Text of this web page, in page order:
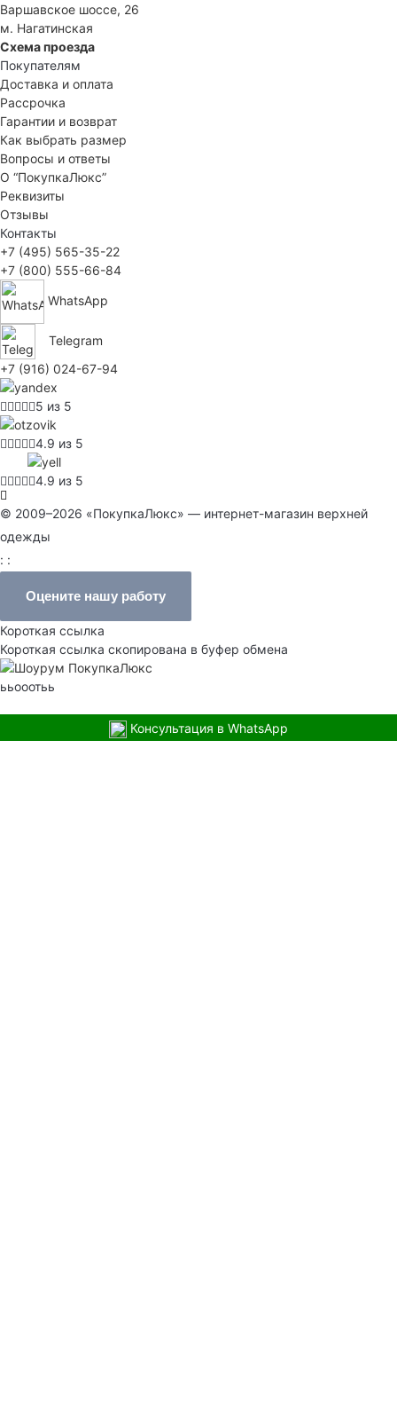
Варшавское шоссе, 26
м. Нагатинская
Схема проезда
Покупателям
Доставка и оплата
Рассрочка
Гарантии и возврат
Как выбрать размер
Вопросы и ответы
О “ПокупкаЛюкс”
Реквизиты
Отзывы
Контакты
+7 (495) 565-35-22
+7 (800) 555-66-84
WhatsApp
Telegram
+7 (916) 024-67-94
5 из 5
4.9 из 5
4.9 из 5
© 2009–2026 «ПокупкаЛюкс» — интернет-магазин верхней
одежды
: :
Оцените нашу работу
Короткая ссылка
Короткая ссылка скопирована в буфер обмена
ььооотьь
Консультация в WhatsApp